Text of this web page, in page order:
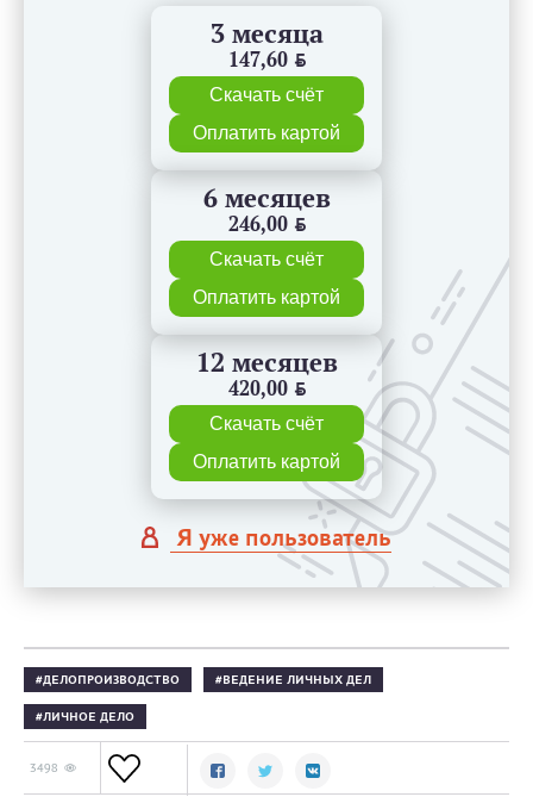
3 месяца
147,60 BYN
Скачать счёт
Оплатить картой
6 месяцев
246,00 BYN
Скачать счёт
Оплатить картой
12 месяцев
420,00 BYN
Скачать счёт
Оплатить картой
Я уже пользователь
ДЕЛОПРОИЗВОДСТВО ВЕДЕНИЕ ЛИЧНЫХ ДЕЛ
ЛИЧНОЕ ДЕЛО
3498